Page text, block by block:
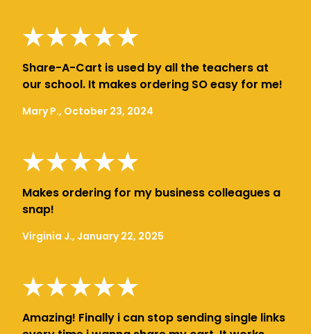
Share-A-Cart is used by all the teachers at
our school. It makes ordering SO easy for me!
Mary P., October 23, 2024
Makes ordering for my business colleagues a
snap!
Virginia J., January 22, 2025
Amazing! Finally i can stop sending single links